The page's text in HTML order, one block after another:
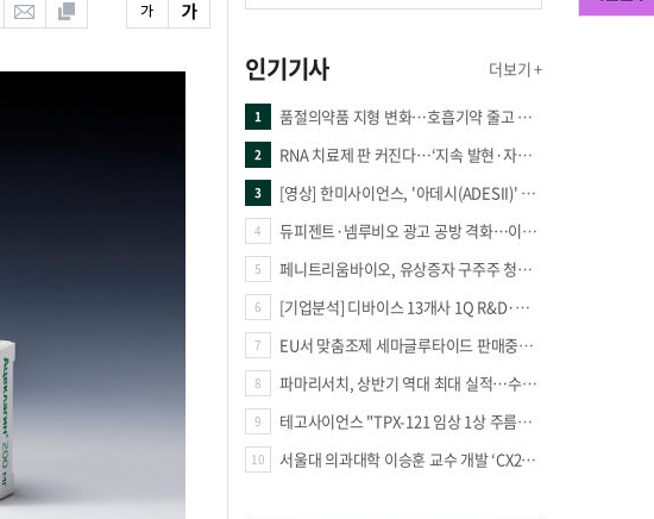
인기기사 더보기 +
1 품절의약품 지형 변화…호흡기약 줄고 만성질환 복합제 늘었다
2 RNA 치료제 판 커진다…‘지속 발현·자가증폭·단백질 복원’ 경쟁
3 [영상] 한미사이언스, '아데시(ADESII)' 앞세워 더마 시장 판도 바꾼다
4 듀피젠트·넴루비오 광고 공방 격화…이번엔 사노피가 일부 문구 변경
5 페니트리움바이오, 유상증자 구주주 청약률 91.03% 기록
6 [기업분석] 디바이스 13개사 1Q R&D·해외매출 증가
7 EU서 맞춤조제 세마글루타이드 판매중단 판결
8 파마리서치, 상반기 역대 최대 실적…수출 47% 늘며 성장 견인
9 테고사이언스 "TPX-121 임상 1상 주름개선 66.7%·안전성 확보"
10 서울대 의과대학 이승훈 교수 개발 ‘CX213’, 미국 FDA 패스트트랙 지정